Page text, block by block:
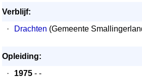
Verblijf:
·
Drachten (Gemeente
Opleiding:
·
1975 - -